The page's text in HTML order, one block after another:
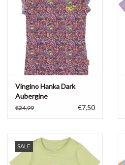
Vingino Hanka Dark
Aubergine
€24,99 €7,50
SALE